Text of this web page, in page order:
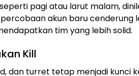
pagi atau larut malam,
akun baru cenderung
tim yang lebih solid.
Kill
dan turret tetap menjadi kunci